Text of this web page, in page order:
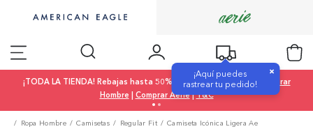
¡Aquí puedes
rastrear tu pedido!
×
¡TODA LA TIENDA! Rebajas hasta 50% OFF |Comprar Mujer|
Comprar
Hombre | Comprar Aerie|T&C
Ropa Hombre Camisetas Regular Fit Camiseta Icónica Ligera Ae